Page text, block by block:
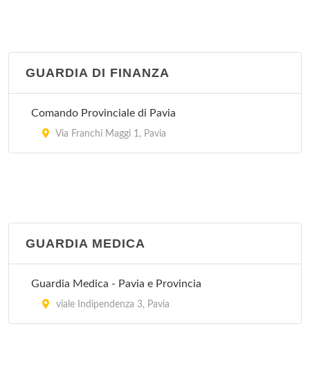
GUARDIA DI FINANZA
Comando Provinciale di Pavia
Via Franchi Maggi 1, Pavia
GUARDIA MEDICA
Guardia Medica - Pavia e Provincia
viale Indipendenza 3, Pavia